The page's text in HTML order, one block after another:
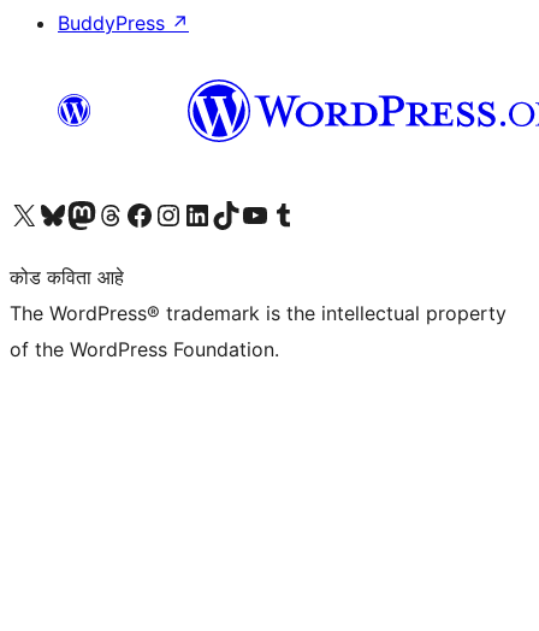
BuddyPress ↗
आमच्या X (एक्स) (पूर्वीचे ट्विटर) खात्याला भेट द्या आमच्या ब्लूस्की खात्याला भेट द्या.आमच्या Mastodon खात्याला भेट द्या.आमच्या थ्रेड्स खात्याला भेट द्या. आमच्या फेसबुक पेजला भेट द्या आमच्या इंस्टाग्राम खात्याला भेट द्या आमच्या लिंक्डइन खात्याला भेट द्या आमच्या टिकटॉक अकाउंटला भेट द्या.आमच्या यूट्यूब चॅनेलला भेट द्या आमच्या टंबलर खात्याला भेट द्या.
कोड कविता आहे
The WordPress® trademark is the intellectual property
of the WordPress Foundation.